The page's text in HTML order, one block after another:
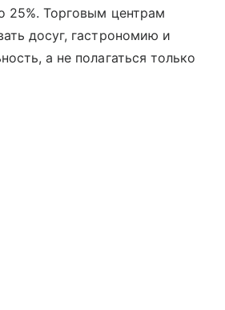
25%. Торговым центрам
досуг, гастрономию и
а не полагаться только